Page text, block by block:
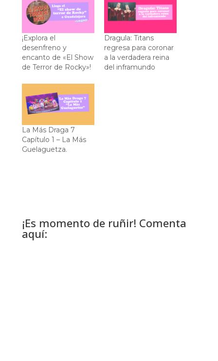
¡Explora el
desenfreno y
encanto de «El Show
de Terror de Rocky»!
Dragula: Titans
regresa para coronar
a la verdadera reina
del inframundo
La Más Draga 7
Capítulo 1 – La Más
Guelaguetza.
¡Es momento de ruñir! Comenta
aquí: